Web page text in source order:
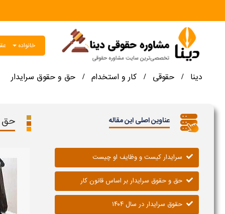
خانواده
دینا / حقوقی / کار و استخدام / حق و حقوق سرایدار
حق عناوین اصلی این مقاله
سرایدار کیست و وظایف او چیست
حق و حقوق سرایدار بر اساس قانون کار
حقوق سرایدار در سال ۱۴۰۴